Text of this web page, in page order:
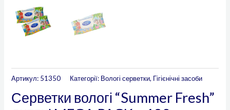
Артикул: 51350 Категорії: Вологі серветки, Гігієнічні засоби
Серветки вологі “Summer Fresh”